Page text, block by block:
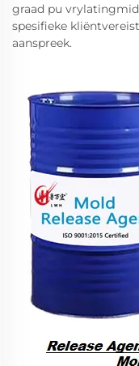
graad pu
spesifieke
aanspreek.